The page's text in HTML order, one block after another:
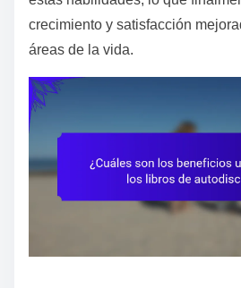
crecimiento y satisfacción
áreas de la vida.